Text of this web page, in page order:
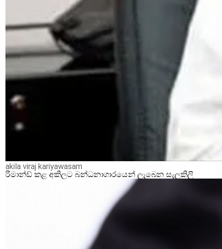
akila viraj kariyawasam
රිමාන්ඩ් කළ අකිලට බන්ධනාගාරයෙන් ලැබෙන සැලකිලි